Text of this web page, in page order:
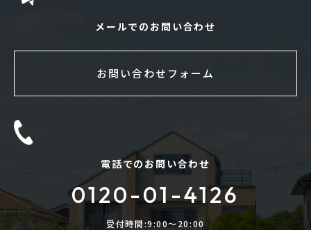
メールでのお問い合わせ
お問い合わせフォーム
電話でのお問い合わせ
0120-01-4126
受付時間:9:00〜20:00